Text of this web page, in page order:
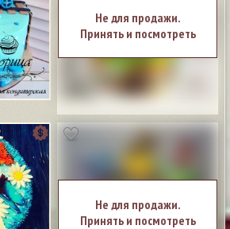
Не для продажи.
Принять и посмотреть
Не для продажи.
Принять и посмотреть